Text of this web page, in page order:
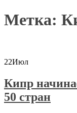
Метка:
22Июл
Кипр
50 стран